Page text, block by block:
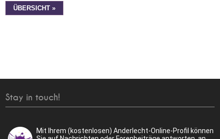
ÜBERSICHT »
Stay in touch!
Mit Ihrem (kostenlosen) Anderlecht-Online-Profil können